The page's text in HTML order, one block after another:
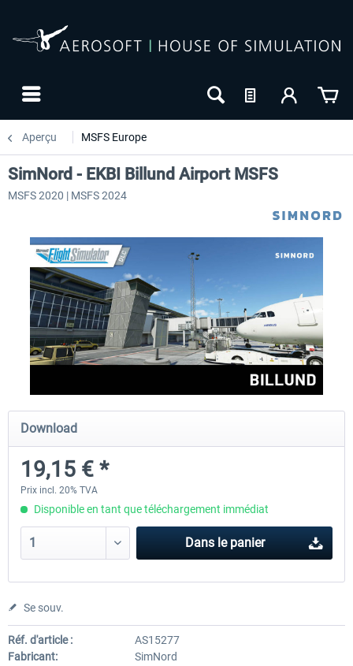
Aperçu MSFS Europe
Aerosoft Airport Cologne/Bonn
18,10 € *
sim-wings Hamburg
SimNord - EKBI Billund Airport MSFS
MSFS 2020 | MSFS 2024
Download
19,15 € *
Prix incl. 20% TVA
Disponible en tant que téléchargement immédiat
Dans le panier
Se souv.
Réf. d'article :
AS15277
Fabricant:
SimNord